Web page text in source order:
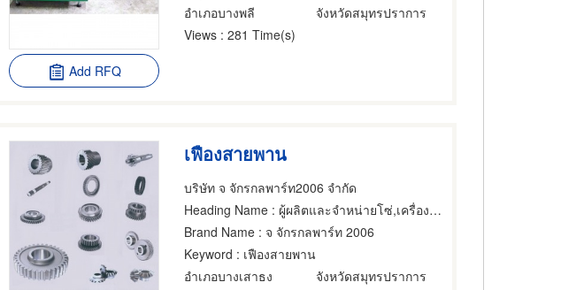
Add RFQ
อำเภอบางพลี
จังหวัดสมุทรปราการ
Views : 281 Time(s)
เฟืองสายพาน
บริษัท จ จักรกลพาร์ท2006 จำกัด
Heading Name : ผู้ผลิตและจำหน่ายโซ่,เครื่องจักรกลและเครื่องมือกล,ขายส่งและผู้ผลิตชิ้นส่วนและอะไหล่เครื่องจักรกล
Brand Name : จ จักรกลพาร์ท 2006
Keyword : เฟืองสายพาน
อำเภอบางเสาธง
จังหวัดสมุทรปราการ